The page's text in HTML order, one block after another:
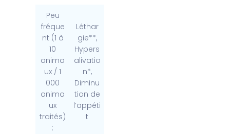
Peu
fréque
nt (1 à
10
anima
ux / 1
000
anima
ux
traités)
:
Léthar
gie**,
Hypers
alivatio
n*,
Diminu
tion de
l’appéti
t